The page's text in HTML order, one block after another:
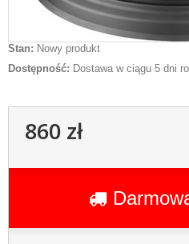
Stan: Nowy produkt
Dostępność: Dostawa w ciągu 5 dni
860 zł